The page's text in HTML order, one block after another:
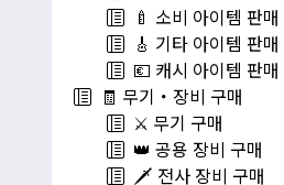
🍼 소비 아이템 판매
🎸 기타 아이템 판매
💶 캐시 아이템 판매
🧾 무기・장비 구매
⚔️ 무기 구매
👑 공용 장비 구매
🗡️ 전사 장비 구매